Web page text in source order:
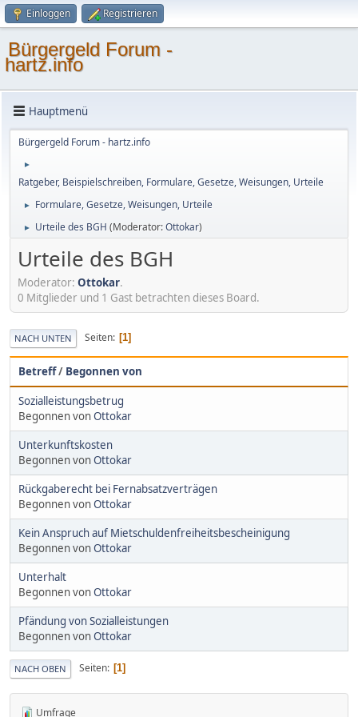
Einloggen Registrieren
Bürgergeld Forum -
hartz.info
Hauptmenü
Bürgergeld Forum - hartz.info
►
Ratgeber, Beispielschreiben, Formulare, Gesetze, Weisungen, Urteile
► Formulare, Gesetze, Weisungen, Urteile
► Urteile des BGH (Moderator:Ottokar)
Urteile des BGH
Moderator: Ottokar.
0 Mitglieder und 1 Gast betrachten dieses Board.
NACH UNTEN Seiten 1
Betreff/ Begonnen von
Sozialleistungsbetrug
Begonnen vonOttokar
Unterkunftskosten
Begonnen vonOttokar
Rückgaberecht bei Fernabsatzverträgen
Begonnen vonOttokar
Kein Anspruch auf Mietschuldenfreiheitsbescheinigung
Begonnen vonOttokar
Unterhalt
Begonnen vonOttokar
Pfändung von Sozialleistungen
Begonnen vonOttokar
NACH OBEN Seiten 1
Umfrage